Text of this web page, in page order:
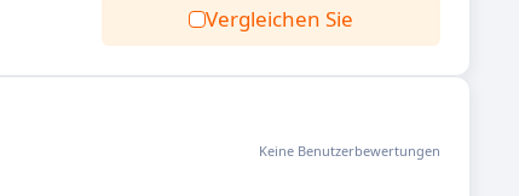
Vergleichen Sie
Keine Benutzerbewertungen